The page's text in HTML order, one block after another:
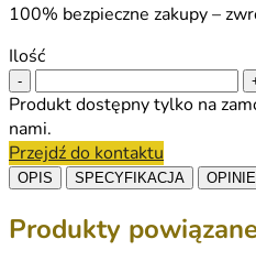
100% bezpieczne zakupy –
Ilość
-
Produkt dostępny tylko na
nami.
Przejdź do kontaktu
OPIS SPECYFIKACJA OPINIE
Produkty